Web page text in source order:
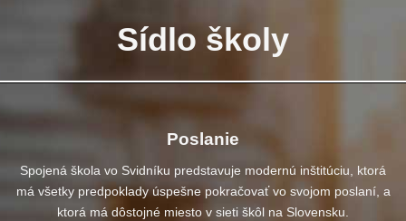
Sídlo školy
Poslanie
Spojená škola vo Svidníku predstavuje modernú inštitúciu, ktorá
má všetky predpoklady úspešne pokračovať vo svojom poslaní, a
ktorá má dôstojné miesto v sieti škôl na Slovensku.